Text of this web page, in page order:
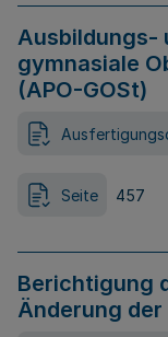
Ausbildungs-
gymnasiale
(APO-GOSt)
Seite 457
Berichtigung
Änderung der